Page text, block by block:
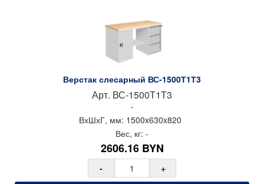
Верстак слесарный ВС-1500Т1Т3
Арт. ВС-1500Т1Т3
-
ВхШхГ, мм: 1500x630x820
Вес, кг: -
2606.16 BYN
-
+